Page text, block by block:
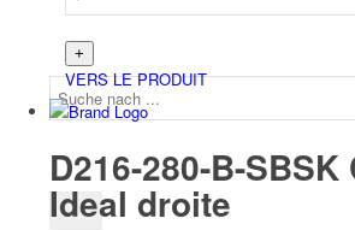
VERS LE PRODUIT
D216-280-B-
Ideal droite